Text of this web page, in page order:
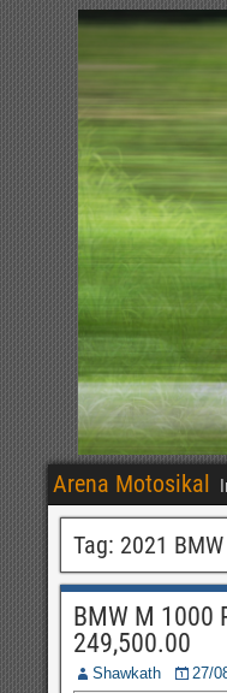
Arena Motosikal
Tag: 2021
BMW M 1000
249,500.00
Shawkath 27/